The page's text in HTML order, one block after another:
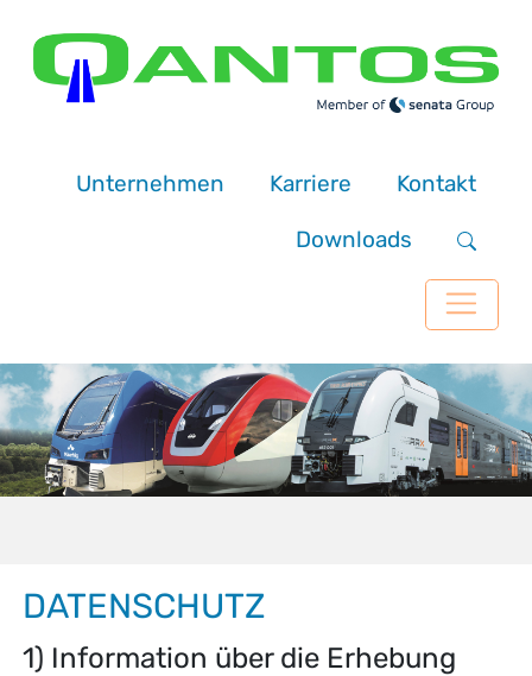
Unternehmen Karriere Kontakt
Downloads
DATENSCHUTZ
1) Information über die Erhebung